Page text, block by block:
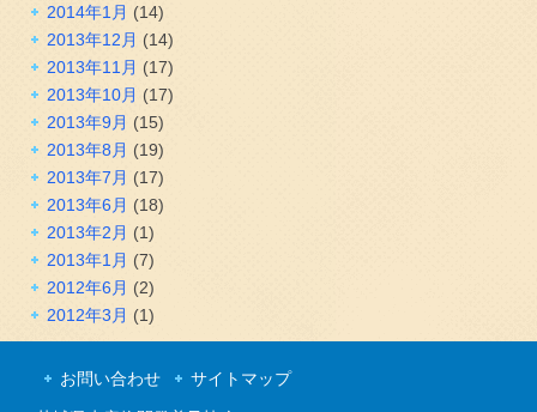
2014年1月 (14)
2013年12月 (14)
2013年11月 (17)
2013年10月 (17)
2013年9月 (15)
2013年8月 (19)
2013年7月 (17)
2013年6月 (18)
2013年2月 (1)
2013年1月 (7)
2012年6月 (2)
2012年3月 (1)
お問い合わせ サイトマップ